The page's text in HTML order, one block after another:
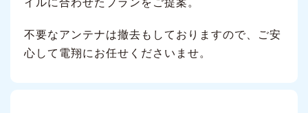
イルに合わせたプランをご提案。
不要なアンテナは撤去もしておりますので、ご安
心して電翔にお任せくださいませ。